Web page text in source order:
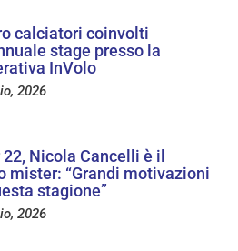
calciatori coinvolti
stage presso la
InVolo
2026
22, Nicola Cancelli è il
mister: “Grandi motivazioni
stagione”
2026